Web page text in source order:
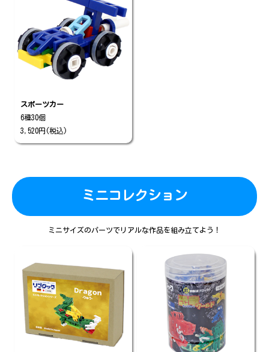
スポーツカー
6種30個
3,520円(税込)
ミニコレクション
ミニサイズのパーツでリアルな作品を組み立てよう！